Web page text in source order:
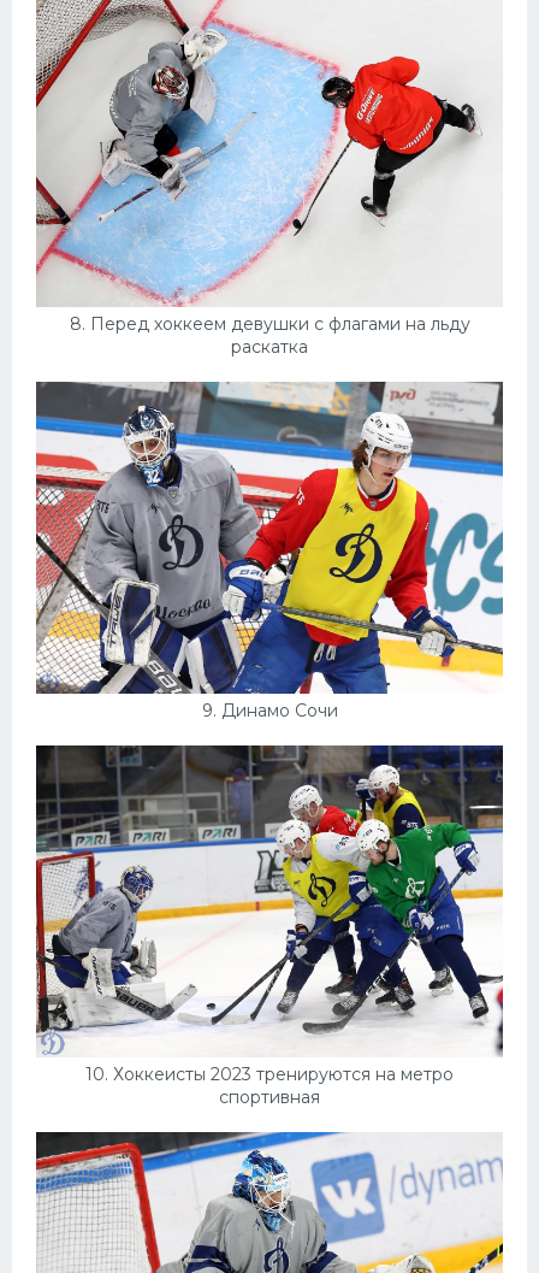
8. Перед хоккеем девушки с флагами на льду
раскатка
9. Динамо Сочи
10. Хоккеисты 2023 тренируются на метро
спортивная